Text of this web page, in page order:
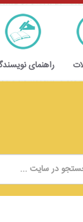
راهنمای